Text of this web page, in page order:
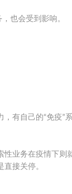
也会受到影响。
有自己的“免疫”
性业务在疫情下则
接关停。